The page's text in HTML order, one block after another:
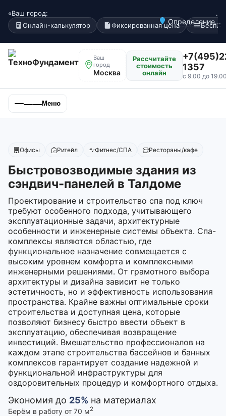
«Ваш город:
Определение...
.
Онлайн-калькулятор
Фиксированная цена
Ваш
город
Москва
Рассчитайте
стоимость
онлайн
1357
с 9.00 до
Меню
Офисы Ритейл Фитнес/СПА Рестораны/кафе
Быстровозводимые здания из
сэндвич-панелей в Талдоме
Проектирование и строительство спа под ключ
требуют особенного подхода, учитывающего
эксплуатационные задачи, архитектурные
особенности и инженерные системы объекта. Спа-
комплексы являются областью, где
функциональное назначение совмещается с
высоким уровнем комфорта и комплексными
инженерными решениями. От грамотного выбора
архитектуры и дизайна зависит не только
эстетичность, но и эффективность использования
пространства. Крайне важны оптимальные сроки
строительства и доступная цена, которые
позволяют бизнесу быстро ввести объект в
эксплуатацию, обеспечивая возвращение
инвестиций. Вмешательство профессионалов на
каждом этапе строительства бассейнов и банных
комплексов гарантирует создание надежной и
функциональной инфраструктуры для
оздоровительных процедур и комфортного отдыха.
Экономия до 25% на материалах
Берём в работу от 70 м2